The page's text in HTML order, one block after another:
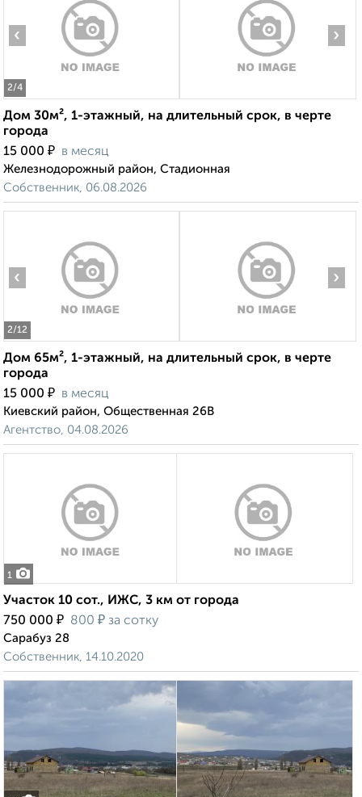
2/4
‹ ›
Дом 30м², 1-этажный, на длительный срок, в черте
города
15 000 ₽ в месяц
Железнодорожный район, Стадионная
Собственник, 06.08.2026
2/12
‹ ›
Дом 65м², 1-этажный, на длительный срок, в черте
города
15 000 ₽ в месяц
Киевский район, Общественная 26В
Агентство, 04.08.2026
1
Участок 10 сот., ИЖС, 3 км от города
750 000 ₽ 800 ₽ за сотку
Сарабуз 28
Собственник, 14.10.2020